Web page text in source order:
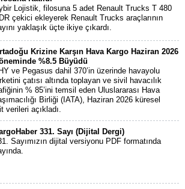
Lojistik, filosuna 5 adet Renault Trucks T 480
çekici ekleyerek Renault Trucks araçlarının
yaklaşık üçte ikiye çıkardı.
Krizine Karşın Hava Kargo Haziran 2026
%8.5 Büyüdü
ve Pegasus dahil 370’in üzerinde havayolu
çatısı altında toplayan ve sivil havacılık
% 85’ini temsil eden Uluslararası Hava
Birliği (IATA), Haziran 2026 küresel
verileri açıkladı.
331. Sayı (Dijital Dergi)
Sayımızın dijital versiyonu PDF formatında